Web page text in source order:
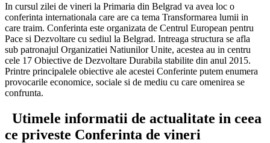
In cursul zilei de vineri la Primaria din Belgrad va avea loc o
conferinta internationala care are ca tema Transformarea lumii in
care traim. Conferinta este organizata de Centrul European pentru
Pace si Dezvoltare cu sediul la Belgrad. Intreaga structura se afla
sub patronajul Organizatiei Natiunilor Unite, acestea au in centru
cele 17 Obiective de Dezvoltare Durabila stabilite din anul 2015.
Printre principalele obiective ale acestei Conferinte putem enumera
provocarile economice, sociale si de mediu cu care omenirea se
confrunta.
Utimele informatii de actualitate in ceea
ce priveste Conferinta de vineri